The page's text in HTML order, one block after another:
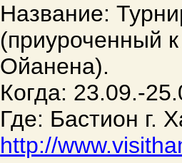
Название:
(приуроченный
Ойанена).
Когда: 23.09.-
Где: Бастион г.
http://